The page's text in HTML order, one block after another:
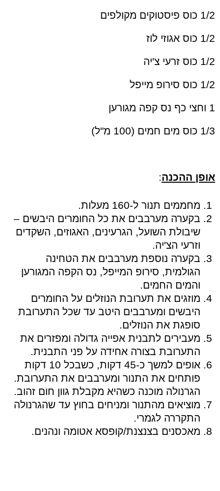
1/2 כוס פיסטוקים מקולפים
1/2 כוס אגוזי לוז
1/2 כוס זרעי צ'יה
1/2 כוס סירופ מייפל
1 וחצי כף נס קפה מגורען
1/3 כוס מים חמים (100 מ"ל)
אופן ההכנה:
מחממים תנור ל-160 מעלות.
בקערה מערבבים את כל החומרים היבשים –
שיבולת השועל, הגרעינים, האגוזים, השקדים
וזרעי הצ'יה.
בקערה נוספת מערבבים את הטחינה
הגולמית, סירופ המייפל, נס הקפה המגורען
והמים החמים.
מוזגים את תערובת הנוזלים על החומרים
היבשים ומערבבים היטב עד שכל התערובת
סופגת את הנוזלים.
מעבירים לתבנית אפייה גדולה ומפזרים את
התערובת בצורה אחידה על פני התבנית.
אופים למשך כ-45 דקות, כשבכל 10 דקות
פותחים את התנור ומערבבים את התערובת.
הגרנולה מוכנה כשהיא מקבלת גוון חום זהוב.
מוציאים מהתנור ומניחים בחוץ עד שהגרנולה
התקררה לגמרי.
מאכסנים בצנצנת/קופסא אטומה ונהנים.